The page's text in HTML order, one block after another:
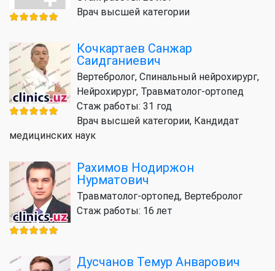
Врач высшей категории
Кочкартаев Санжар
Саидганиевич
Вертебролог, Спинальный нейрохирург,
Нейрохирург, Травматолог-ортопед
Стаж работы: 31 год
Врач высшей категории, Кандидат
медицинских наук
Рахимов Нодиржон
Нурматович
Травматолог-ортопед, Вертебролог
Стаж работы: 16 лет
Дусчанов Темур Анварович